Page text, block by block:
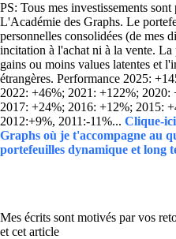
PS: Tous mes investissements
L'Académie des Graphs. Le
personnelles consolidées (de mes
incitation à l'achat ni à la vente.
gains ou moins values latentes et
étrangères. Performance 2025:
2022: +46%; 2021: +122%;
2017: +24%; 2016: +12%; 2015:
2012:+9%, 2011:-11%... Clique-
Graphs où je t'accompagne au
portefeuilles dynamique et long
Mes écrits sont motivés par vos
et cet article